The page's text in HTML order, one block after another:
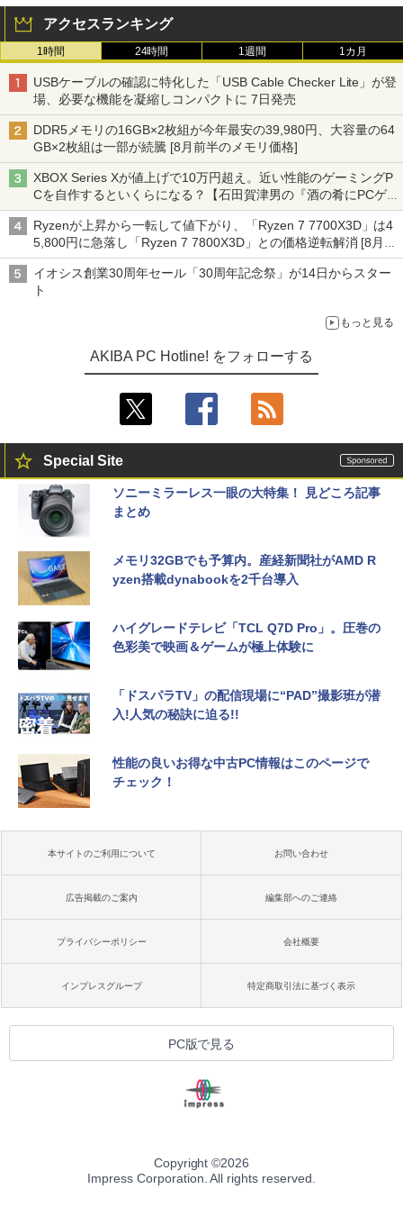
アクセスランキング
1時間 24時間 1週間 1カ月
USBケーブルの確認に特化した「USB Cable Checker Lite」が登
場、必要な機能を凝縮しコンパクトに 7日発売
DDR5メモリの16GB×2枚組が今年最安の39,980円、大容量の64
GB×2枚組は一部が続騰 [8月前半のメモリ価格]
XBOX Series Xが値上げで10万円超え。近い性能のゲーミングP
Cを自作するといくらになる？【石田賀津男の『酒の肴にPCゲ
ーム』】
Ryzenが上昇から一転して値下がり、「Ryzen 7 7700X3D」は4
5,800円に急落し「Ryzen 7 7800X3D」との価格逆転解消 [8月前
半のCPU価格]
イオシス創業30周年セール「30周年記念祭」が14日からスター
ト
もっと見る
AKIBA PC Hotline! をフォローする
Special Site
ソニーミラーレス一眼の大特集！ 見どころ記事
まとめ
メモリ32GBでも予算内。産経新聞社がAMD R
yzen搭載dynabookを2千台導入
ハイグレードテレビ「TCL Q7D Pro」。圧巻の
色彩美で映画＆ゲームが極上体験に
「ドスパラTV」の配信現場に“PAD”撮影班が潜
入!人気の秘訣に迫る!!
性能の良いお得な中古PC情報はこのページで
チェック！
本サイトのご利用について お問い合わせ
広告掲載のご案内 編集部へのご連絡
プライバシーポリシー 会社概要
インプレスグループ 特定商取引法に基づく表示
PC版で見る
Copyright ©2026
Impress Corporation. All rights reserved.